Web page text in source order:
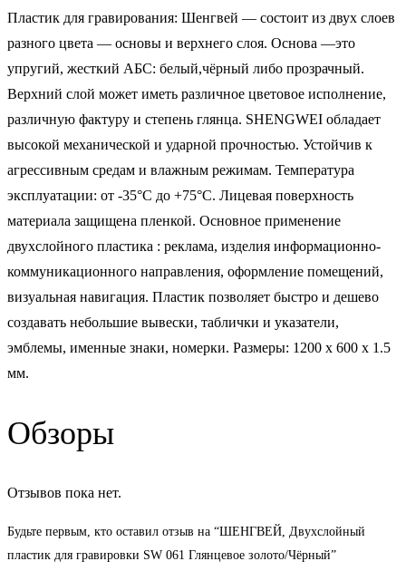
Пластик для гравирования: Шенгвей — состоит из двух слоев
разного цвета — основы и верхнего слоя. Основа —это
упругий, жесткий АБС: белый,чёрный либо прозрачный.
Верхний слой может иметь различное цветовое исполнение,
различную фактуру и степень глянца. SHENGWEI обладает
высокой механической и ударной прочностью. Устойчив к
агрессивным средам и влажным режимам. Температура
эксплуатации: от -35°С до +75°С. Лицевая поверхность
материала защищена пленкой. Основное применение
двухслойного пластика : реклама, изделия информационно-
коммуникационного направления, оформление помещений,
визуальная навигация. Пластик позволяет быстро и дешево
создавать небольшие вывески, таблички и указатели,
эмблемы, именные знаки, номерки. Размеры: 1200 x 600 x 1.5
мм.
Обзоры
Отзывов пока нет.
Будьте первым, кто оставил отзыв на “ШЕНГВЕЙ, Двухслойный
пластик для гравировки SW 061 Глянцевое золото/Чёрный”